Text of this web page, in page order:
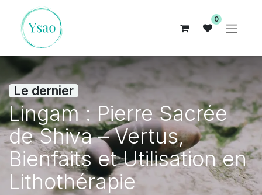
0
Le dernier
Lingam : Pierre Sacrée
de Shiva – Vertus,
Bienfaits et Utilisation en
Lithothérapie